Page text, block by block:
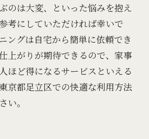
のは大変、といった悩みを抱え
考にしていただければ幸いで
ングは自宅から簡単に依頼でき
上がりが期待できるので、家事
ほど得になるサービスといえる
京都足立区での快適な利用方法
い。